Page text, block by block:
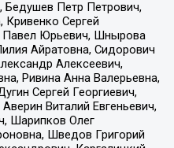
Бедушев Петр Петрович,
Кривенко Сергей
Павел Юрьевич, Шнырова
Айратовна, Сидорович
Алексеевич,
Ривина Анна Валерьевна,
Сергей Георгиевич,
Виталий Евгеньевич,
Шарипков Олег
Шведов Григорий